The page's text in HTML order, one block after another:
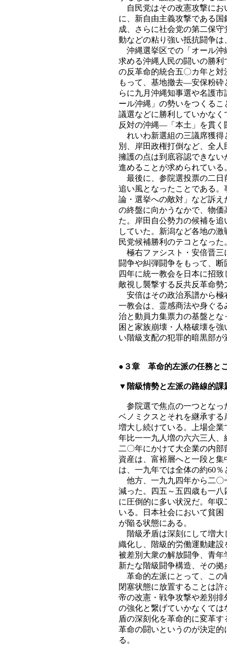
自民党はその改憲攻撃にお
に、新自由主義攻撃である
成、さらに社会党の第二保
動などの粘り強い抵抗闘争
沖縄選挙区での「オール沖
求める沖縄人民の闘いの勝
の反革命的統合五〇カ年と
もって、基地撤去―安保粉砕
らに九月沖縄知事選や名護
ール沖縄」の勢いをつくる
議選などに勝利していかな
反対の沖縄―「本土」を貫く
れいわ新選組の三議席獲得
別、岸田政権打倒など、全
擁護の点は到底容認できな
進めることが求められている
最後に、参院選投票の二日
追い風となったことである
論・選挙への敵対」など訴
の終盤に向かうなかで、物
た。岸田自公勢力の候補を
していた。新潟など各地の
民党候補勝利のテコとなった
極右ファシスト・安倍晋三
闘争や糾弾闘争をもって、
四年に統一教会を日本に招
敵視し襲撃する反共反革命
安倍はその政治系譜から極
一教会は、霊感商法や身ぐ
治と動員力集票力の基盤と
困と家族崩壊・人格破壊を
い階級支配の犯罪的暗黒部
●３章 革命的左派の任務と
▼階級情勢と左派の路線的課
参院選で焦点の一つとなっ
ベノミクスとそれを継承す
増大し続けている。上場企
年比一一九人増の六六三人
二〇年にかけて大企業の内
資産は、富裕層へと一段と
は、一九年では全体の約60
他方、一九九四年から二〇
減った。四五～五四歳も一
に圧倒的に多い状況だ。年
いる。日本社会において貧
が陥る状態にある。
階級矛盾は深刻にして増大
織化し、階級的労働運動建
被差別大衆の解放闘争、青
新たな階級闘争構造、その
革命的左派にとって、この
閉塞状態に放置することは
帝の改憲・戦争攻撃や差別
の強化と繋げていかなくて
盾の深刻化を革命的に変革
革命の闘いというのが決定
る。